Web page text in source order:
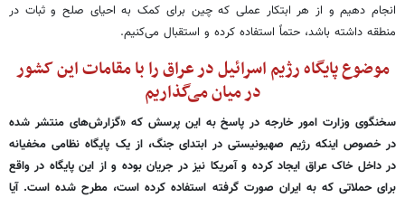
انجام دهیم و از هر ابتکار عملی که چین برای کمک به احیای صلح و ثبات در
منطقه داشته باشد، حتماً استفاده کرده و استقبال می‌کنیم.
موضوع پایگاه رژیم اسرائیل در عراق را با مقامات این کشور
در میان می‌گذاریم
سخنگوی وزارت امور خارجه در پاسخ به این پرسش که «گزارش‌های منتشر شده
در خصوص اینکه رژیم صهیونیستی در ابتدای جنگ، از یک پایگاه نظامی مخفیانه
در داخل خاک عراق ایجاد کرده و آمریکا نیز در جریان بوده و از این پایگاه در واقع
برای حملاتی که به ایران صورت گرفته استفاده کرده است، مطرح شده است. آیا